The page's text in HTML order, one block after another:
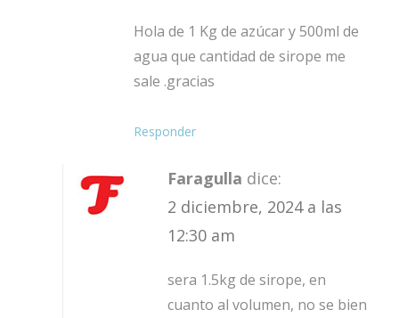
Hola de 1 Kg de azúcar y 500ml de
agua que cantidad de sirope me
sale .gracias
Responder
Faragulla dice:
2 diciembre, 2024 a las
12:30 am
sera 1.5kg de sirope, en
cuanto al volumen, no se bien